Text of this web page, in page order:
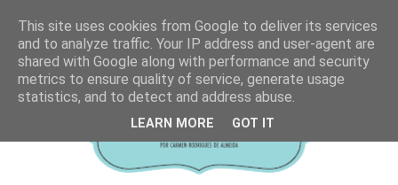
This site uses cookies from Google to deliver its services
and to analyze traffic. Your IP address and user-agent are
shared with Google along with performance and security
metrics to ensure quality of service, generate usage
statistics, and to detect and address abuse.
LEARN MORE GOT IT